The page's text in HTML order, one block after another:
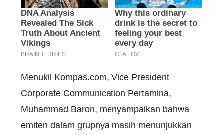
Menukil Kompas.com, Vice President
Corporate Communication Pertamina,
Muhammad Baron, menyampaikan bahwa
emiten dalam grupnya masih menunjukkan